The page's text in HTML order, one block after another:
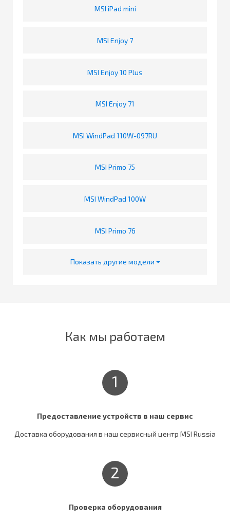
MSI iPad mini
MSI Enjoy 7
MSI Enjoy 10 Plus
MSI Enjoy 71
MSI WindPad 110W-097RU
MSI Primo 75
MSI WindPad 100W
MSI Primo 76
Показать другие модели
Как мы работаем
1
Предоставление устройств в наш сервис
Доставка оборудования в наш сервисный центр MSI Russia
2
Проверка оборудования